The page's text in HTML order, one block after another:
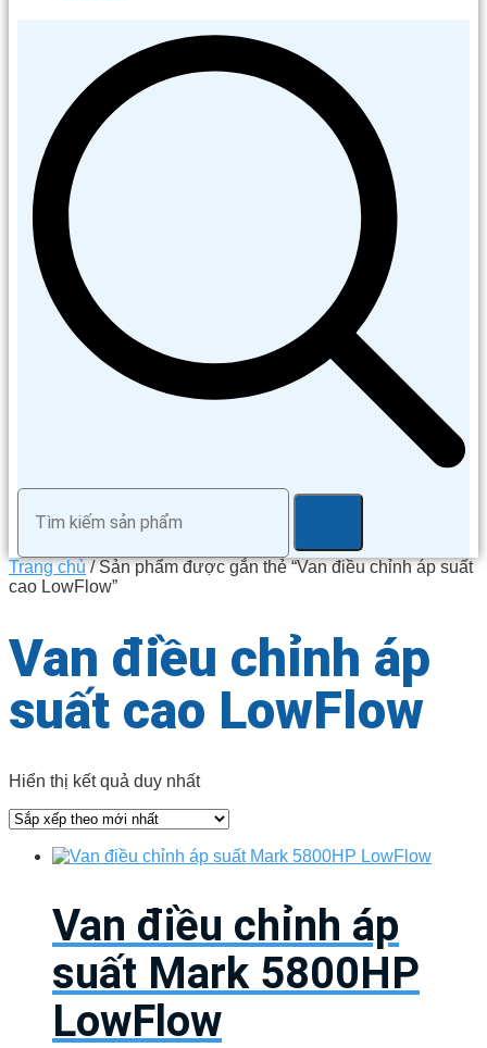
Trang chủ/ Sản phẩm được gắn thẻ “Van điều chỉnh áp suất
cao LowFlow”
Van điều chỉnh áp
suất cao LowFlow
Hiển thị kết quả duy nhất
Van điều chỉnh áp
suất Mark 5800HP
LowFlow